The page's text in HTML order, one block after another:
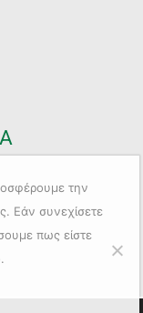
την
Εάν συνεχίσετε
πως είστε